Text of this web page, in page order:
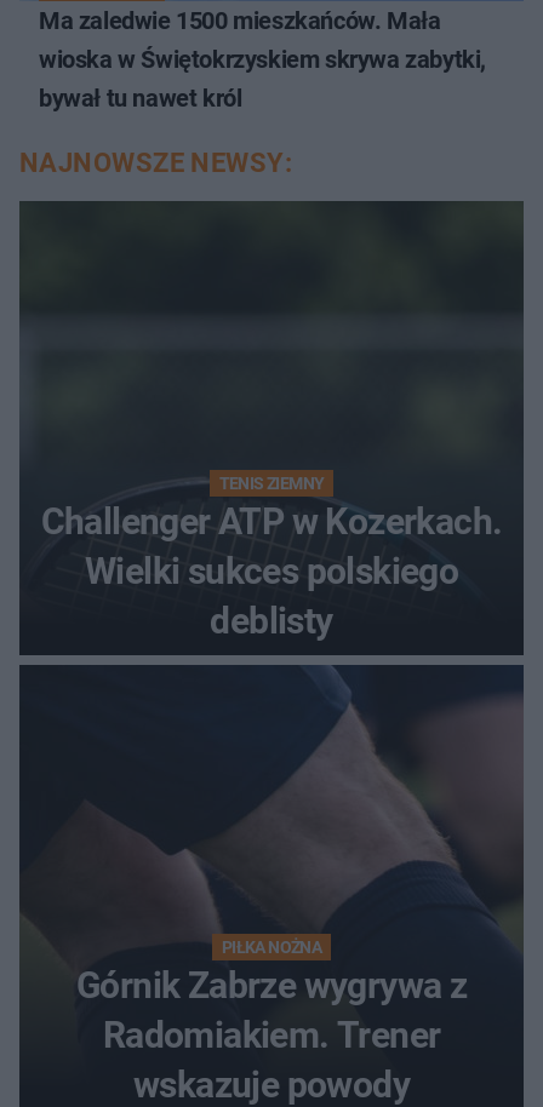
Ma zaledwie 1500 mieszkańców. Mała
wioska w Świętokrzyskiem skrywa zabytki,
bywał tu nawet król
NAJNOWSZE NEWSY:
TENIS ZIEMNY
Challenger ATP w Kozerkach.
Wielki sukces polskiego
deblisty
PIŁKA NOŻNA
Górnik Zabrze wygrywa z
Radomiakiem. Trener
wskazuje powody